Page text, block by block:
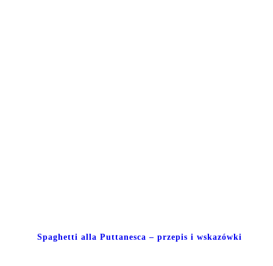
Spaghetti alla Puttanesca – przepis i wskazówki